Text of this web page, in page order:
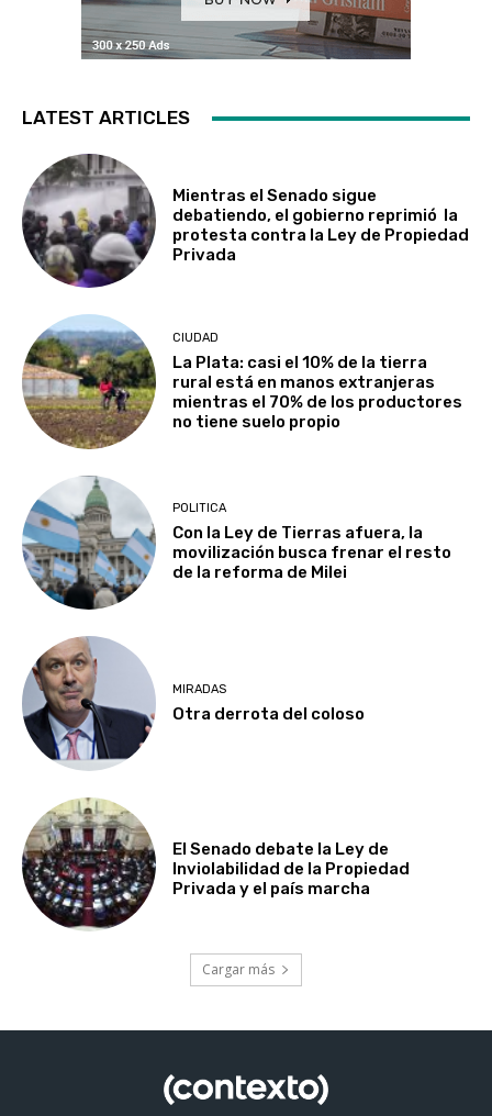
LATEST ARTICLES
Mientras el Senado sigue
debatiendo, el gobierno reprimió la
protesta contra la Ley de Propiedad
Privada
CIUDAD
La Plata: casi el 10% de la tierra
rural está en manos extranjeras
mientras el 70% de los productores
no tiene suelo propio
POLITICA
Con la Ley de Tierras afuera, la
movilización busca frenar el resto
de la reforma de Milei
MIRADAS
Otra derrota del coloso
El Senado debate la Ley de
Inviolabilidad de la Propiedad
Privada y el país marcha
Cargar más